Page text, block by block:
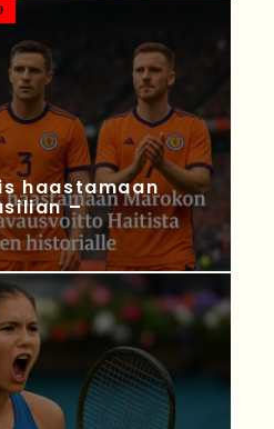
haastamaan
–